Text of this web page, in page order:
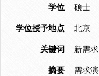
学位
硕士
学位授予地点
北京
关键词
新需
摘要
需求